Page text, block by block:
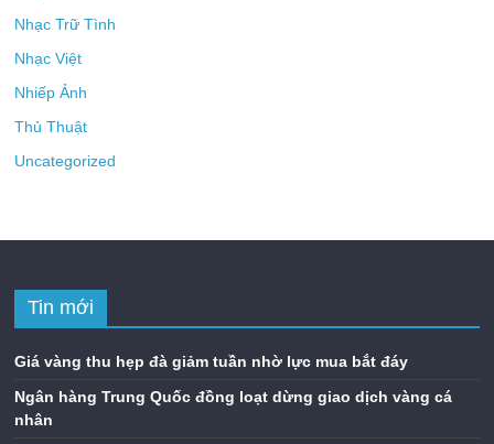
Nhạc Trữ Tình
Nhạc Việt
Nhiếp Ảnh
Thủ Thuật
Uncategorized
Tin mới
Giá vàng thu hẹp đà giảm tuần nhờ lực mua bắt đáy
Ngân hàng Trung Quốc đồng loạt dừng giao dịch vàng cá
nhân